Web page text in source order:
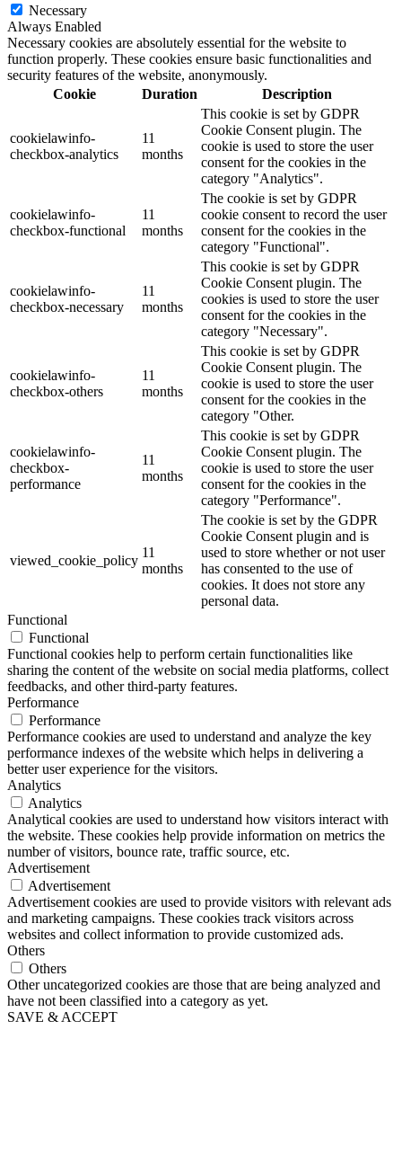
Necessary
Always Enabled
Necessary cookies are absolutely essential for the website to
function properly. These cookies ensure basic functionalities and
security features of the website, anonymously.
Cookie
Duration Description
cookielawinfo-
checkbox-analytics
11
months
This cookie is set by GDPR
Cookie Consent plugin. The
cookie is used to store the user
consent for the cookies in the
category "Analytics".
cookielawinfo-
checkbox-functional
11
months
The cookie is set by GDPR
cookie consent to record the user
consent for the cookies in the
category "Functional".
cookielawinfo-
checkbox-necessary
11
months
This cookie is set by GDPR
Cookie Consent plugin. The
cookies is used to store the user
consent for the cookies in the
category "Necessary".
cookielawinfo-
checkbox-others
11
months
This cookie is set by GDPR
Cookie Consent plugin. The
cookie is used to store the user
consent for the cookies in the
category "Other.
cookielawinfo-
checkbox-
performance
11
months
This cookie is set by GDPR
Cookie Consent plugin. The
cookie is used to store the user
consent for the cookies in the
category "Performance".
viewed_cookie_policy
11
months
The cookie is set by the GDPR
Cookie Consent plugin and is
used to store whether or not user
has consented to the use of
cookies. It does not store any
personal data.
Functional
Functional
Functional cookies help to perform certain functionalities like
sharing the content of the website on social media platforms, collect
feedbacks, and other third-party features.
Performance
Performance
Performance cookies are used to understand and analyze the key
performance indexes of the website which helps in delivering a
better user experience for the visitors.
Analytics
Analytics
Analytical cookies are used to understand how visitors interact with
the website. These cookies help provide information on metrics the
number of visitors, bounce rate, traffic source, etc.
Advertisement
Advertisement
Advertisement cookies are used to provide visitors with relevant ads
and marketing campaigns. These cookies track visitors across
websites and collect information to provide customized ads.
Others
Others
Other uncategorized cookies are those that are being analyzed and
have not been classified into a category as yet.
SAVE & ACCEPT